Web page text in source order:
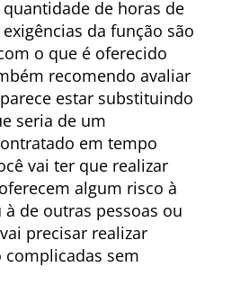
de horas de
da função são
o que é oferecido
recomendo avaliar
estar substituindo
seria de um
em tempo
vai ter que realizar
algum risco à
à de outras pessoas ou
precisar realizar
sem